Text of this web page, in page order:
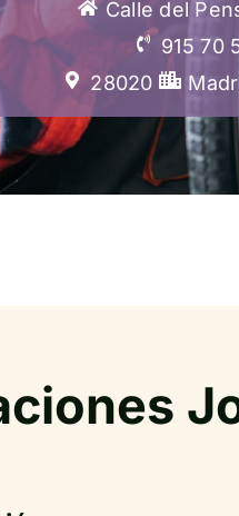
Calle del
915 70
28020